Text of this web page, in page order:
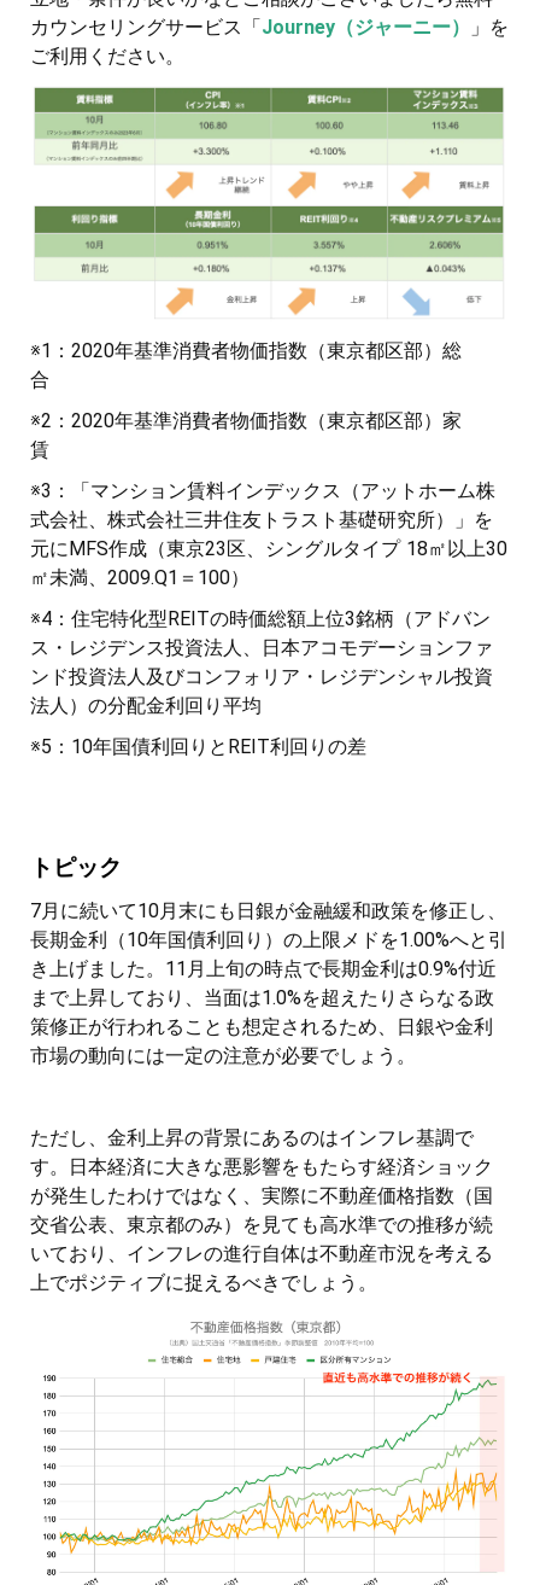
カウンセリングサービス「Journey（ジャーニー）
」を
ご利用ください。
※1：2020年基準消費者物価指数（東京都区部）総
合
※2：2020年基準消費者物価指数（東京都区部）家
賃
※3：「マンション賃料インデックス（アットホーム株
式会社、株式会社三井住友トラスト基礎研究所）」を
元にMFS作成（東京23区、シングルタイプ 18㎡以上30
㎡未満、2009.Q1＝100）
※4：住宅特化型REITの時価総額上位3銘柄（アドバン
ス・レジデンス投資法人、日本アコモデーションファ
ンド投資法人及びコンフォリア・レジデンシャル投資
法人）の分配金利回り平均
※5：10年国債利回りとREIT利回りの差
トピック
7月に続いて10月末にも日銀が金融緩和政策を修正し、
長期金利（10年国債利回り）の上限メドを1.00%へと引
き上げました。11月上旬の時点で長期金利は0.9%付近
まで上昇しており、当面は1.0%を超えたりさらなる政
策修正が行われることも想定されるため、日銀や金利
市場の動向には一定の注意が必要でしょう。
ただし、金利上昇の背景にあるのはインフレ基調で
す。日本経済に大きな悪影響をもたらす経済ショック
が発生したわけではなく、実際に不動産価格指数（国
交省公表、東京都のみ）を見ても高水準での推移が続
いており、インフレの進行自体は不動産市況を考える
上でポジティブに捉えるべきでしょう。